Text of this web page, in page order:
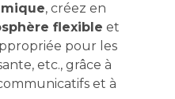
, créez en
flexible et
pour les
etc., grâce à
et à